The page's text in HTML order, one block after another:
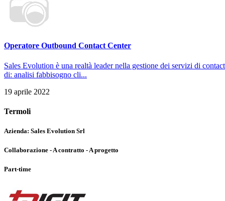
Operatore Outbound Contact Center
Sales Evolution è una realtà leader nella gestione dei servizi di
di: analisi fabbisogno cli...
19 aprile 2022
Termoli
Azienda: Sales Evolution Srl
Collaborazione - A contratto - A progetto
Part-time